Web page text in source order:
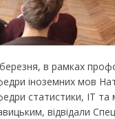
в рамках
іноземних мов
статистики, IT та
відвідали